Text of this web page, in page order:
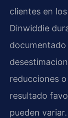
clientes en
Dinwiddie
reducciones
resultado
pueden